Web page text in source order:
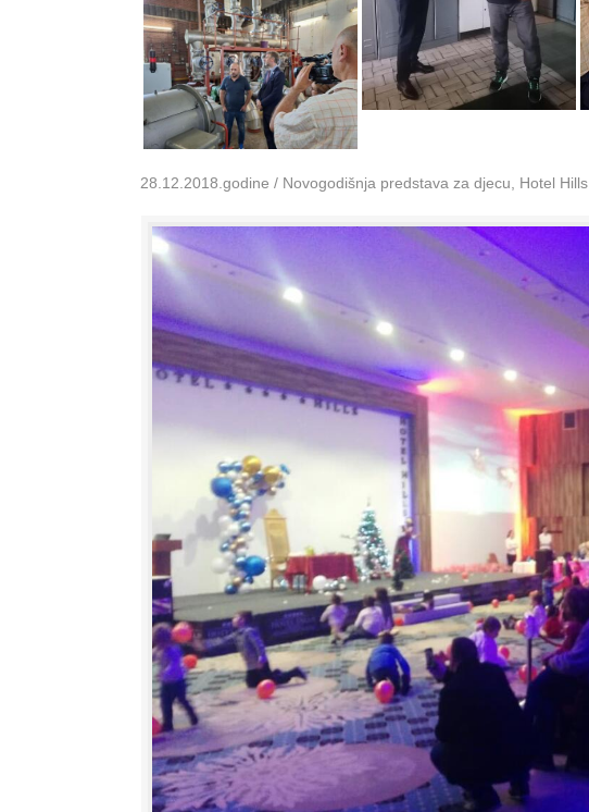
28.12.2018.godine / Novogodišnja predstava za djecu, Hotel Hills